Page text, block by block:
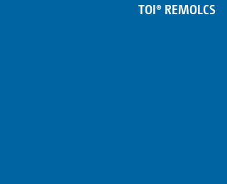
TOI® REMOLCS